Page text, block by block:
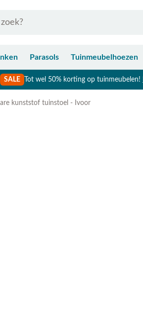
Parasols Tuinmeubelhoezen
SALE Tot wel 50% korting op tuinmeubelen!
kunststof tuinstoel - Ivoor